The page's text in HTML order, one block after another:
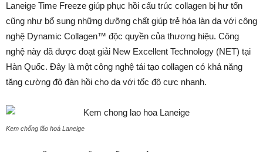
Laneige Time Freeze giúp phục hồi cấu trúc collagen bị hư tổn
cũng như bổ sung những dưỡng chất giúp trẻ hóa làn da với công
nghệ Dynamic Collagen™ độc quyền của thương hiệu. Công
nghệ này đã được đoạt giải New Excellent Technology (NET) tại
Hàn Quốc. Đây là một công nghệ tái tạo collagen có khả năng
tăng cường độ đàn hồi cho da với tốc độ cực nhanh.
Kem chống lão hoá Laneige